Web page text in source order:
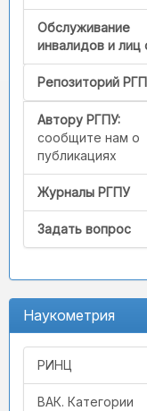
Обслуживание
инвалидов и лиц
Репозиторий
Автору РГПУ:
сообщите нам о
публикациях
Журналы РГПУ
Задать вопрос
Наукометрия
РИНЦ
ВАК. Категории